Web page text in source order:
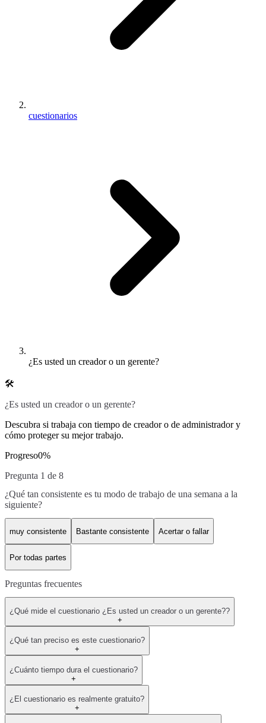
cuestionarios
¿Es usted un creador o un gerente?
🛠️
¿Es usted un creador o un gerente?
Descubra si trabaja con tiempo de creador o de administrador y
cómo proteger su mejor trabajo.
Progreso0%
Pregunta 1 de 8
¿Qué tan consistente es tu modo de trabajo de una semana a la
siguiente?
muy consistente Bastante consistente Acertar o fallar
Por todas partes
Preguntas frecuentes
¿Qué mide el cuestionario ¿Es usted un creador o un gerente??
+
¿Qué tan preciso es este cuestionario?
+
¿Cuánto tiempo dura el cuestionario?
+
¿El cuestionario es realmente gratuito?
+